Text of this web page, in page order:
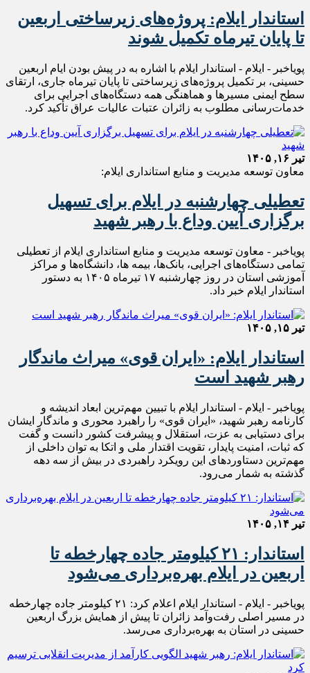
استاندار ایلام: پروژه‌های زیرساختی اربعین
تا پایان تیرماه تکمیل شوند
پویاخبر - ایلام - استاندار ایلام با اشاره به در پیش بودن ایام اربعین
حسینی، بر تکمیل پروژه‌های زیرساختی تا پایان تیرماه جاری، ارتقای
سطح ایمنی مسیرها و هماهنگی همه دستگاه‌های اجرایی برای
خدمات‌رسانی مطلوب به زائران عتبات عالیات عراق تأکید کرد.
تیر ۱۶, ۱۴۰۵
معاون توسعه مدیریت و منابع استانداری ایلام:
تعطیلی چهارشنبه در ایلام برای تسهیل
برگزاری آیین وداع با رهبر شهید
پویاخبر - معاون توسعه مدیریت و منابع استانداری ایلام از تعطیلی
تمامی دستگاه‌های اجرایی، بانک‌ها، بیمه ها، دانشگاه‌ها و مراکز
آموزشی استان در روز چهارشنبه ۱۷ تیرماه ۱۴۰۵ به دستور
استاندار ایلام خبر داد.
تیر ۱۵, ۱۴۰۵
استاندار ایلام: «ایران قوی» میراث ماندگار
رهبر شهید است
پویاخبر - ایلام - استاندار ایلام با تبیین مهم‌ترین ابعاد اندیشه و
کارنامه رهبر شهید، «ایران قوی» را راهبرد محوری و ماندگار ایشان
برای دستیابی به عزت، استقلال و پیشرفت کشور دانست و گفت
که ثبات، امنیت پایدار، تقویت اقتدار ملی و اتکا به توان داخلی از
مهم‌ترین دستاوردهای این رویکرد راهبردی در بیش از سه دهه
گذشته به شمار می‌رود.
تیر ۱۴, ۱۴۰۵
استاندار: ۲۱ کیلومتر جاده چهارخطه تا
اربعین در ایلام بهره‌برداری می‌شود
پویاخبر - ایلام - استاندار ایلام اعلام کرد: ۲۱ کیلومتر جاده چهارخطه
در مسیر اصلی رفت‌وآمد زائران تا پیش از همایش بزرگ اربعین
حسینی در استان به بهره‌برداری می‌رسد.